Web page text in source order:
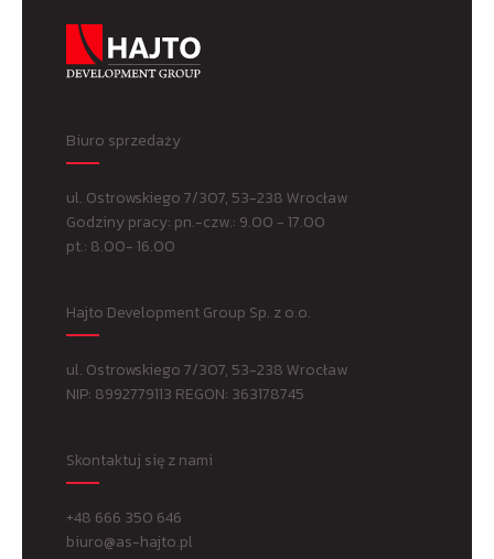
Biuro sprzedaży
ul. Ostrowskiego 7/307, 53-238 Wrocław
Godziny pracy: pn.-czw.: 9.00 - 17.00
pt.: 8.00- 16.00
Hajto Development Group Sp. z o.o.
ul. Ostrowskiego 7/307, 53-238 Wrocław
NIP: 8992779113 REGON: 363178745
Skontaktuj się z nami
+48 666 350 646
biuro@as-hajto.pl